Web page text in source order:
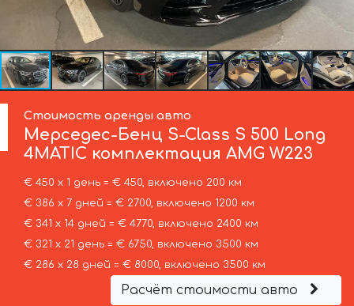
Стоимость аренды авто
Мерседес-Бенц S-Class S 500 Long
4MATIC комплектация AMG W223
€ 450 х 1 день = € 450, включено 200 км
€ 386 х 7 дней = € 2700, включено 1200 км
€ 341 х 14 дней = € 4770, включено 2400 км
€ 321 х 21 день = € 6750, включено 3500 км
€ 286 х 28 дней = € 8000, включено 3500 км
Расчёт стоимости авто